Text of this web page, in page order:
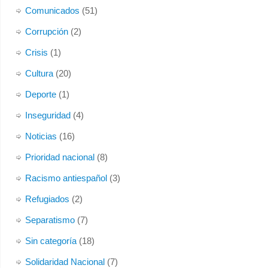
forma ...
Foto
Ver en Facebook
Comunicados (51)
Corrupción(2)
Crisis (1)
Cultura(20)
Deporte(1)
Inseguridad(4)
Noticias (16)
Prioridad nacional(8)
Racismo antiespañol(3)
Refugiados (2)
Separatismo(7)
Sin categoría(18)
Solidaridad Nacional(7)